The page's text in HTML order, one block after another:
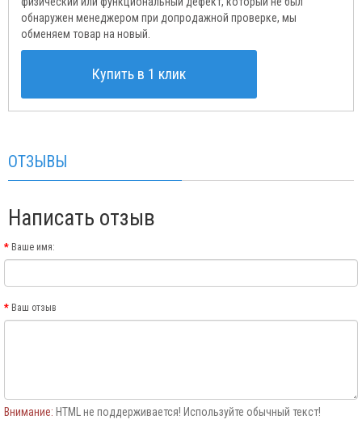
обнаружен менеджером при допродажной проверке, мы
обменяем товар на новый.
Купить в 1 клик
ОТЗЫВЫ
Написать отзыв
Ваше имя:
Ваш отзыв
Внимание: HTML не поддерживается! Используйте обычный текст!